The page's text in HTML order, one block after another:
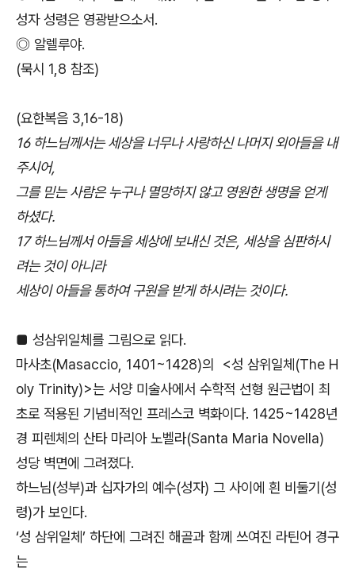
성자 성령은 영광받으소서.
◎ 알렐루야.
(묵시 1,8 참조)
(요한복음 3,16-18)
16 하느님께서는 세상을 너무나 사랑하신 나머지 외아들을 내
주시어,
그를 믿는 사람은 누구나 멸망하지 않고 영원한 생명을 얻게
하셨다.
17 하느님께서 아들을 세상에 보내신 것은, 세상을 심판하시
려는 것이 아니라
세상이 아들을 통하여 구원을 받게 하시려는 것이다.
■ 성삼위일체를 그림으로 읽다.
마사초(Masaccio, 1401~1428)의 <성 삼위일체(The H
oly Trinity)>는 서양 미술사에서 수학적 선형 원근법이 최
초로 적용된 기념비적인 프레스코 벽화이다. 1425~1428년
경 피렌체의 산타 마리아 노벨라(Santa Maria Novella)
성당 벽면에 그려졌다.
하느님(성부)과 십자가의 예수(성자) 그 사이에 흰 비둘기(성
령)가 보인다.
‘성 삼위일체’ 하단에 그려진 해골과 함께 쓰여진 라틴어 경구
는